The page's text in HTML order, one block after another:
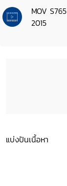
MOV S765
2015
แบ่งปันเนื้อหา